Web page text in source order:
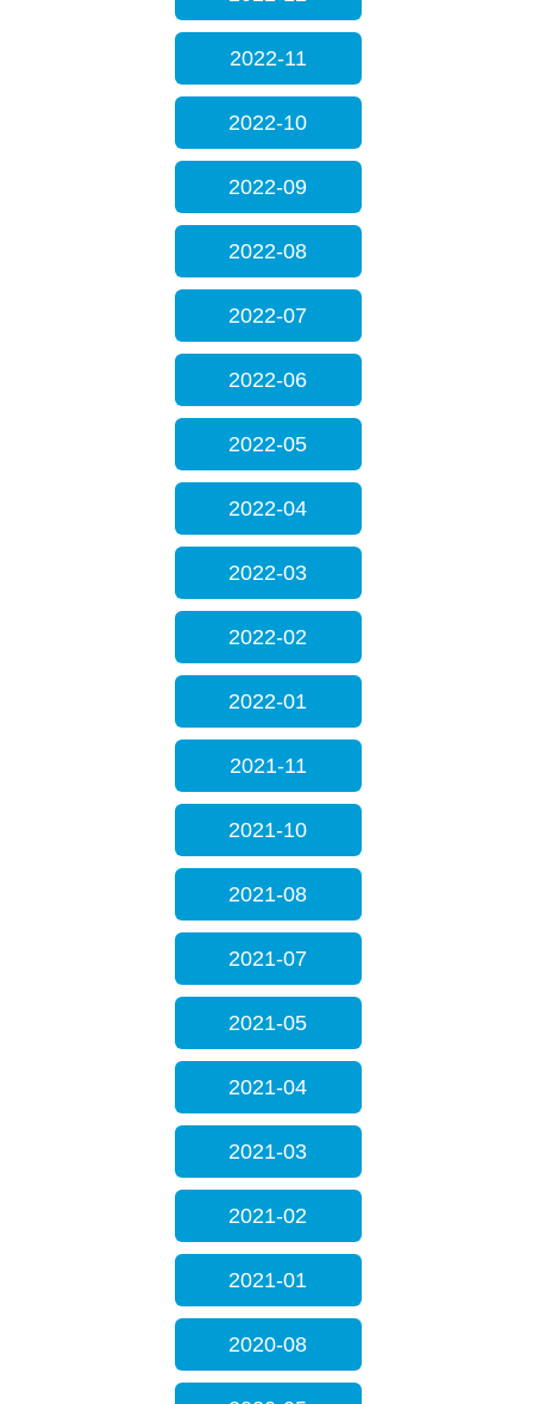
2022-11
2022-10
2022-09
2022-08
2022-07
2022-06
2022-05
2022-04
2022-03
2022-02
2022-01
2021-11
2021-10
2021-08
2021-07
2021-05
2021-04
2021-03
2021-02
2021-01
2020-08